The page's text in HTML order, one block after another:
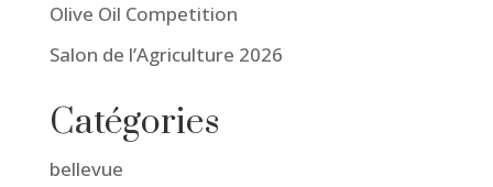
Olive Oil Competition
Salon de l’Agriculture 2026
Catégories
bellevue